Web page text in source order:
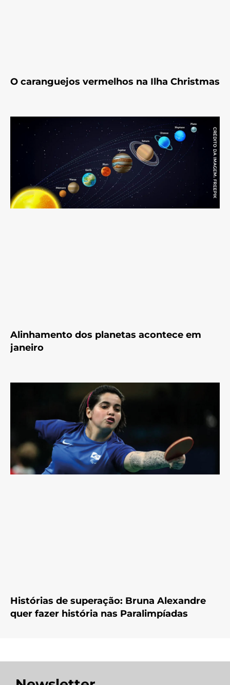
O caranguejos vermelhos na Ilha Christmas
Alinhamento dos planetas acontece em
janeiro
Histórias de superação: Bruna Alexandre
quer fazer história nas Paralimpíadas